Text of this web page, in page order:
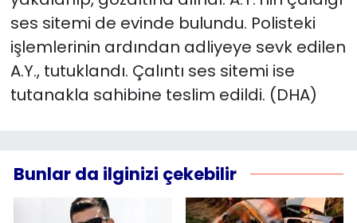
ses sitemi de evinde bulundu. Polisteki
işlemlerinin ardından adliyeye sevk edilen
A.Y., tutuklandı. Çalıntı ses sitemi ise
tutanakla sahibine teslim edildi. (DHA)
Bunlar da ilginizi çekebilir